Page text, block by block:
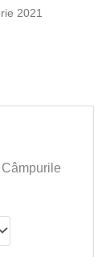
2021
Câmpurile